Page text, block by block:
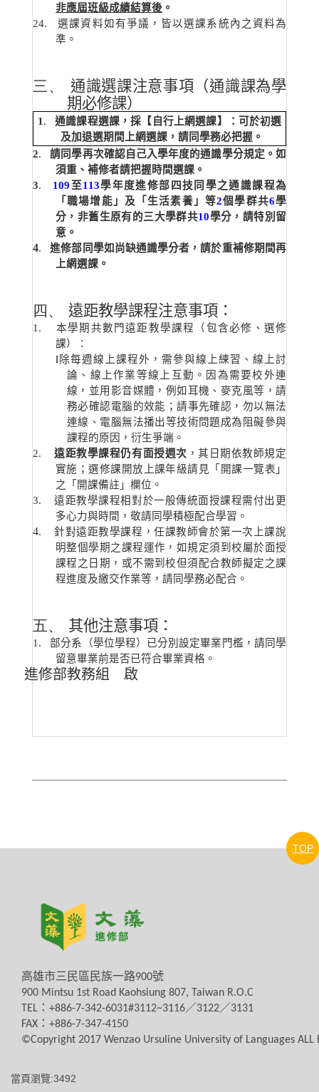
非應屆班級成績結算後 。
24.
選課資料如有爭議，皆以選課系統內之資料為
準。
三、
通識選課注意事項（通識課為學
期必修課）
1 .
通識課程選課，採【自行上網選課】：可於初選
及加退選期間上網選課，請同學務必把握。
2.
請同學再次確認自己入學年度的通識學分規定。如
須重、補修者請把握時間選課。
3. 109至113學年度進修部四技同學之通識課程為
「職場增能」及「生活素養」等2個學群共6學
分，非舊生原有的三大學群共10學分，請特別留
意。
4.
進修部同學如尚缺通識學分者，請於重補修期間再
上網選課。
四、 遠距教學課程注意事項：
1.
本學期共數門遠距教學課程（包含必修、選修
課）：
l除每週線上課程外，需參與線上練習、線上討
論、線上作業等線上互動。 因為需要校外連
線，並用影音媒體，例如耳機、麥克風等，請
務必確認電腦的效能；請事先確認，勿以無法
連線、電腦無法播出等技術問題成為阻礙參與
課程的原因，衍生爭端。
2. 遠距教學課程仍有面授週次 ，其日期依教師規定
實施；選修課開放上課年級請見「開課一覽表」
之「開課備註」欄位。
3.
遠距教學課程相對於一般傳統面授課程需付出更
多心力與時間，敬請同學積極配合學習。
4.
針對遠距教學課程，任課教師會於第一次上課說
明整個學期之課程運作，如規定須到校屬於面授
課程之日期，或不需到校但須配合教師擬定之課
程進度及繳交作業等，請同學務必配合。
五、 其他注意事項：
1.
部分系（學位學程）已分別設定畢業門檻，請同學
留意畢業前是否已符合畢業資格。
進修部教務組 啟
高雄市三民區民族一路900號
900 Mintsu 1st Road Kaohsiung 807, Taiwan R.O.C
TEL ： +886-7-342-6031#3112~3116／ 3122／ 3131
FAX ： +886-7-347-4150
©Copyright 2017 Wenzao Ursuline University of Languages ALL
當頁瀏覽:3492
TOP